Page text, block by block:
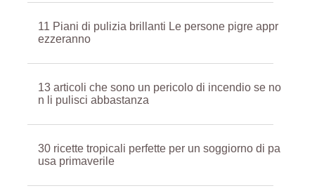
11 Piani di pulizia brillanti Le persone pigre appr
ezzeranno
13 articoli che sono un pericolo di incendio se no
n li pulisci abbastanza
30 ricette tropicali perfette per un soggiorno di pa
usa primaverile